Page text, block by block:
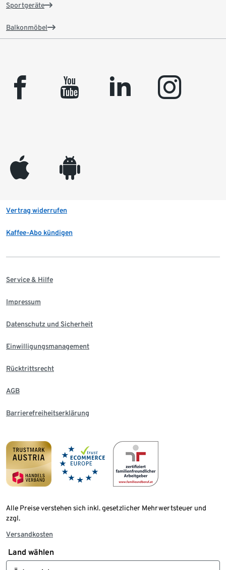
Sportgeräte
Balkonmöbel
facebook youtube linkedin instagram
appleinc android
Vertrag widerrufen
Kaffee-Abo kündigen
Service & Hilfe
Impressum
Datenschutz und Sicherheit
Einwilligungsmanagement
Rücktrittsrecht
AGB
Barrierefreiheitserklärung
Alle Preise verstehen sich inkl. gesetzlicher Mehrwertsteuer und
zzgl.
Versandkosten
Land wählen